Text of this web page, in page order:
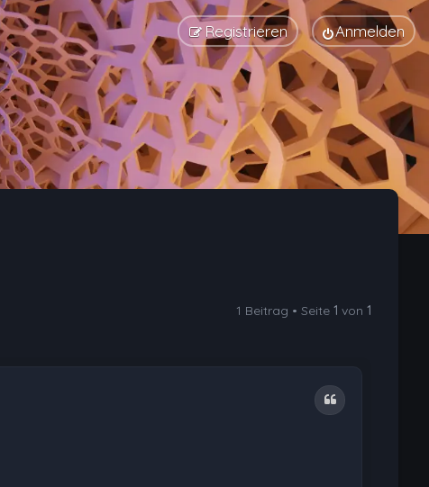
Anmelden
Registrieren
1 Beitrag • Seite1 von1
Zitat